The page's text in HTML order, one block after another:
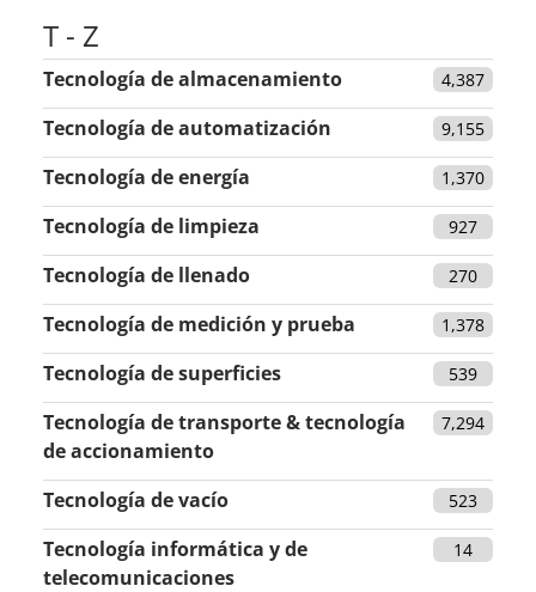
T - Z
Tecnología de almacenamiento 4,387
Tecnología de automatización 9,155
Tecnología de energía 1,370
Tecnología de limpieza 927
Tecnología de llenado 270
Tecnología de medición y prueba 1,378
Tecnología de superficies 539
Tecnología de transporte & tecnología
de accionamiento
7,294
Tecnología de vacío 523
Tecnología informática y de
telecomunicaciones
14